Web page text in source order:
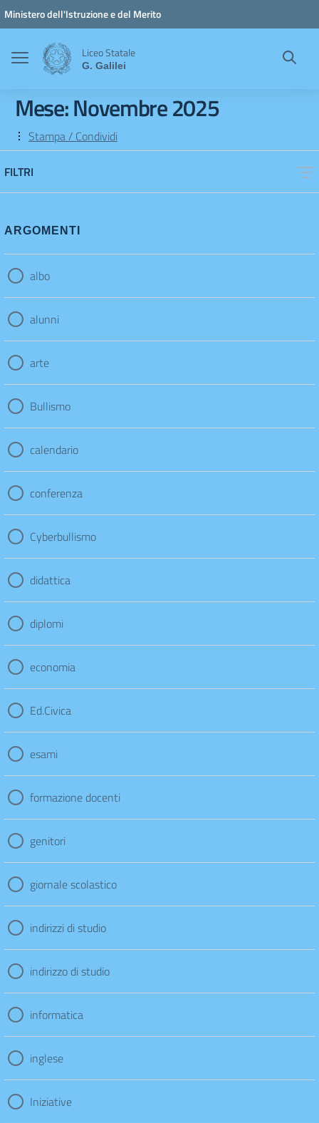
Vai ai contenuti
Vai al menu di navigazione
Vai al footer
Ministero dell'Istruzione e del Merito
Liceo Statale
G. Galilei
Mese:Novembre 2025
Stampa / Condividi
FILTRI
ARGOMENTI
albo
alunni
arte
Bullismo
calendario
conferenza
Cyberbullismo
didattica
diplomi
economia
Ed.Civica
esami
formazione docenti
genitori
giornale scolastico
indirizzi di studio
indirizzo di studio
informatica
inglese
Iniziative